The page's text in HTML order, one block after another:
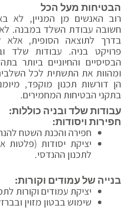
הבטיחות מעל הכל
רוב האנשים מן המניין, לא
חשובה עבודת השלד במבנה.
בדרך לתוצאה הסופית, אלא
פרויקט בניה. עבודות שלד
הבסיסיים והחיוניים ביותר
ומהוות את התשתית לכל
הן דורשות תכנון מוקפד,
בתקני הבטיחות המחמירים.
עבודות שלד ובניה כוללות:
חפירות ויסודות:
חפירה והכנת השטח
יציקת יסודות (פלטות
לתכנון ההנדסי.
בנייה של עמודים וקורות:
יציקת עמודים וקורות
שימוש בבטון מזוין